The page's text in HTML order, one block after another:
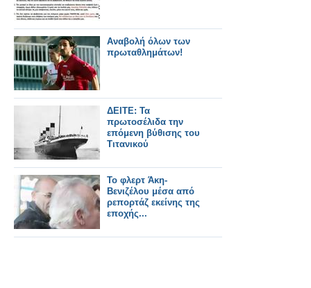
Αναβολή όλων των
πρωταθλημάτων!
ΔΕΙΤΕ: Τα
πρωτοσέλιδα την
επόμενη βύθισης του
Τιτανικού
To φλερτ Άκη-
Βενιζέλου μέσα από
ρεπορτάζ εκείνης της
εποχής...